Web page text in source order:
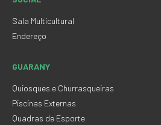
Sala Multicultural
Endereço
GUARANY
Quiosques e Churrasqueiras
Piscinas Externas
Quadras de Esporte